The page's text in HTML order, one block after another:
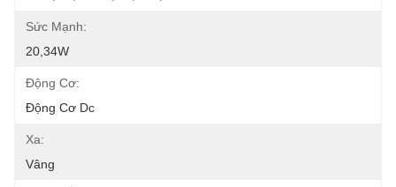
Sức Mạnh:
20,34W
Động Cơ:
Động Cơ Dc
Xa:
Vâng